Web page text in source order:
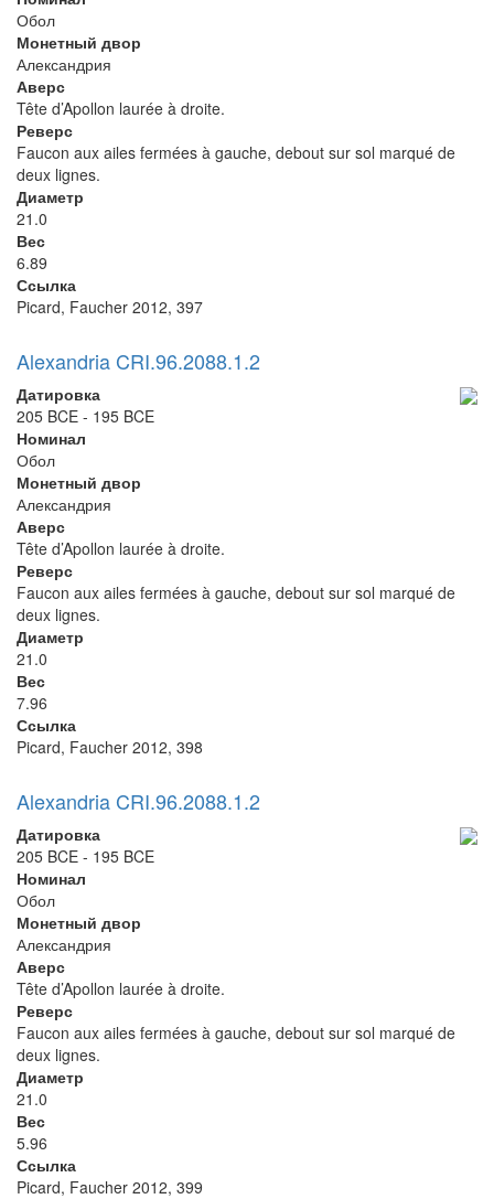
Обол
Монетный двор
Александрия
Аверс
Tête d’Apollon laurée à droite.
Реверс
Faucon aux ailes fermées à gauche, debout sur sol marqué de
deux lignes.
Диаметр
21.0
Вес
6.89
Ссылка
Picard, Faucher 2012, 397
Alexandria CRI.96.2088.1.2
Датировка
205 BCE - 195 BCE
Номинал
Обол
Монетный двор
Александрия
Аверс
Tête d’Apollon laurée à droite.
Реверс
Faucon aux ailes fermées à gauche, debout sur sol marqué de
deux lignes.
Диаметр
21.0
Вес
7.96
Ссылка
Picard, Faucher 2012, 398
Alexandria CRI.96.2088.1.2
Датировка
205 BCE - 195 BCE
Номинал
Обол
Монетный двор
Александрия
Аверс
Tête d’Apollon laurée à droite.
Реверс
Faucon aux ailes fermées à gauche, debout sur sol marqué de
deux lignes.
Диаметр
21.0
Вес
5.96
Ссылка
Picard, Faucher 2012, 399